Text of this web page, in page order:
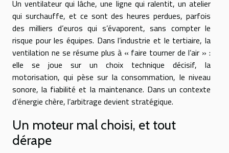
Un ventilateur qui lâche, une ligne qui ralentit, un atelier
qui surchauffe, et ce sont des heures perdues, parfois
des milliers d’euros qui s’évaporent, sans compter le
risque pour les équipes. Dans l’industrie et le tertiaire, la
ventilation ne se résume plus à « faire tourner de l’air » :
elle se joue sur un choix technique décisif, la
motorisation, qui pèse sur la consommation, le niveau
sonore, la fiabilité et la maintenance. Dans un contexte
d’énergie chère, l’arbitrage devient stratégique.
Un moteur mal choisi, et tout
dérape